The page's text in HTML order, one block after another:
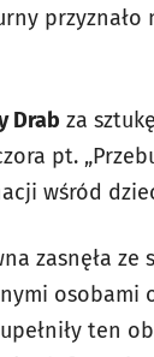
Drab za
pt.
wśród
zasnęła ze
ten